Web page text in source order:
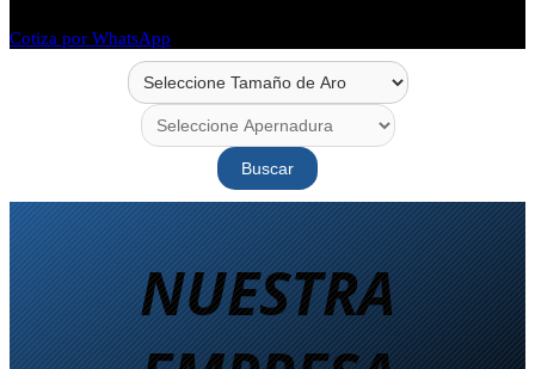
Cotiza por WhatsApp
Buscar
NUESTRA